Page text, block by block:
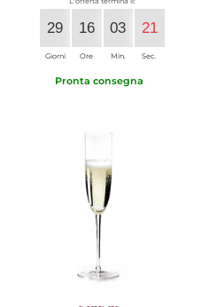
29
Giorni
16
Ore
03
Min.
20
Sec.
Pronta consegna